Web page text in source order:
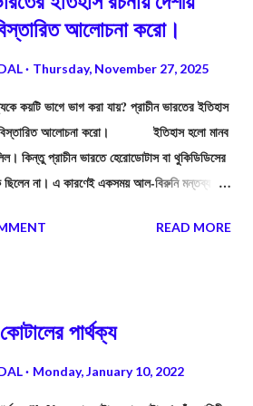
আলোচনা করো।
Thursday, November 27, 2025
কয়টি ভাগে ভাগ করা যায়? প্রাচীন ভারতের ইতিহাস
বিস্তারিত আলোচনা করো। ইতিহাস হলো মানব
কিন্তু প্রাচীন ভারতে হেরোডোটাস বা থুকিডিডিসের
না। এ কারণেই একসময় আল-বিরুনি মন্তব্য
কবিরা সরাসরি ইতিহাস না লিখলেও, তাঁদের রচিত
READ MORE
পার্থক্য
Monday, January 10, 2022